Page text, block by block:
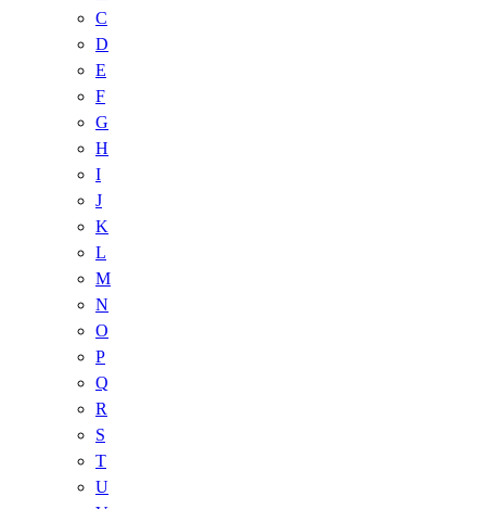
C
D
E
F
G
H
I
J
K
L
M
N
O
P
Q
R
S
T
U